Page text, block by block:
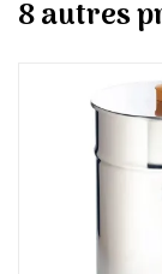
8 autres